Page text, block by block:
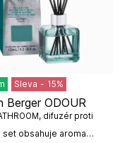
Sleva - 15%
set obsahuje aroma
difuzér proti
ml